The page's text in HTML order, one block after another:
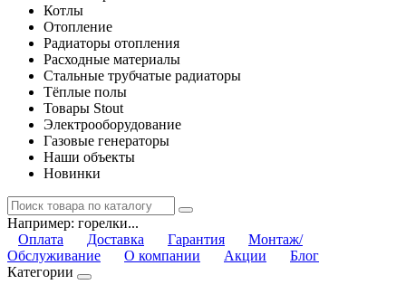
Котлы
Отопление
Радиаторы отопления
Расходные материалы
Стальные трубчатые радиаторы
Тёплые полы
Товары Stout
Электрооборудование
Газовые генераторы
Наши объекты
Новинки
Например: горелки...
Оплата
Доставка Гарантия
Монтаж/
Обслуживание
О компании Акции
Блог
Категории